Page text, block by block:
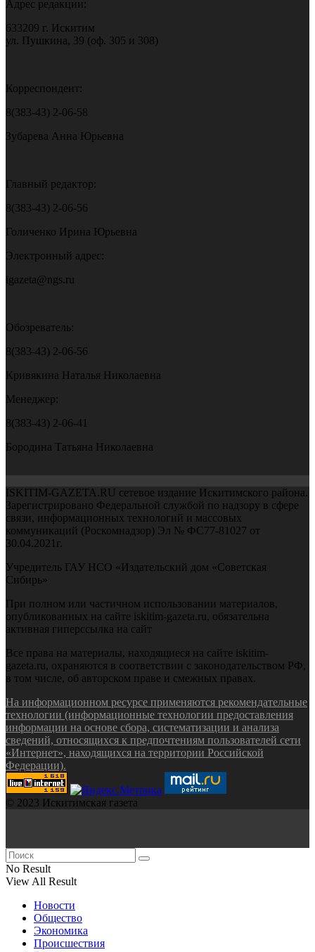
Адрес редакции:
633209 г. Искитим
ул. Пушкина, 39 (оф. 305 и 308)
Корреспондент:
8(383-43) 2-06-58
Зубарева Анна Юрьевна
Главный редактор:
8(383-43) 2-06-56
Голиченко Ирина Юрьевна
Электронный адрес:
igazeta@ngs.ru
Обозреватель:
8(383-43) 2-06-56
Кривякина Наталья Николаевна
Менеджер:
8(383-43) 2-06-41
Бородина Татьяна Николаевна
ISKITIM-GAZETA.RU сетевое издание Искитимского района.
Зарегистрировано Федеральной службой по надзору в сфере
связи, информационных технологий и массовых
коммуникаций (Роскомнадзор) Эл № ФС77-81027 от
30.04.2021г.
Учредитель ГАУ НСО «Издательский дом «Советская
Сибирь»
При полном или частичном использовании материалов,
опубликованных на сайте iskitim-gazeta.ru, обязательна
активная гиперссылка на сайт
Все права на материалы, находящиеся на сайте iskitim-
gazeta.ru, охраняются в соответствии с законодательством РФ,
в том числе, об авторском праве и смежных правах.
На информационном ресурсе применяются рекомендательные
технологии (информационные технологии предоставления
информации на основе сбора, систематизации и анализа
сведений, относящихся к предпочтениям пользователей сети
«Интернет», находящихся на территории Российской
Федерации).
© 2023 Искитимская газета
No Result
View All Result
Новости
Общество
Экономика
Происшествия